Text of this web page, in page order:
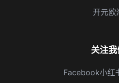
开元欧
关注我
Facebook小红